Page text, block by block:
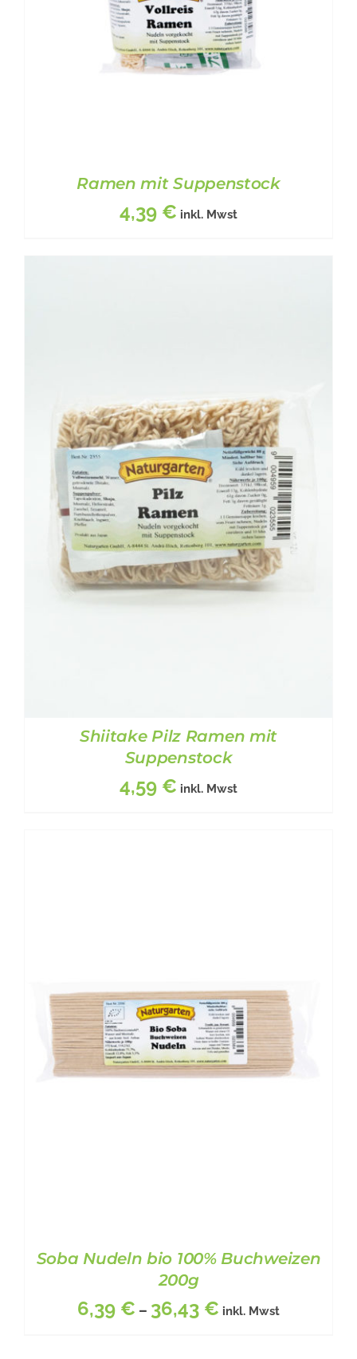
Ramen mit Suppenstock
4,39 € inkl. Mwst
Shiitake Pilz Ramen mit
Suppenstock
4,59 € inkl. Mwst
Soba Nudeln bio 100% Buchweizen
200g
6,39 € – 36,43 € inkl. Mwst